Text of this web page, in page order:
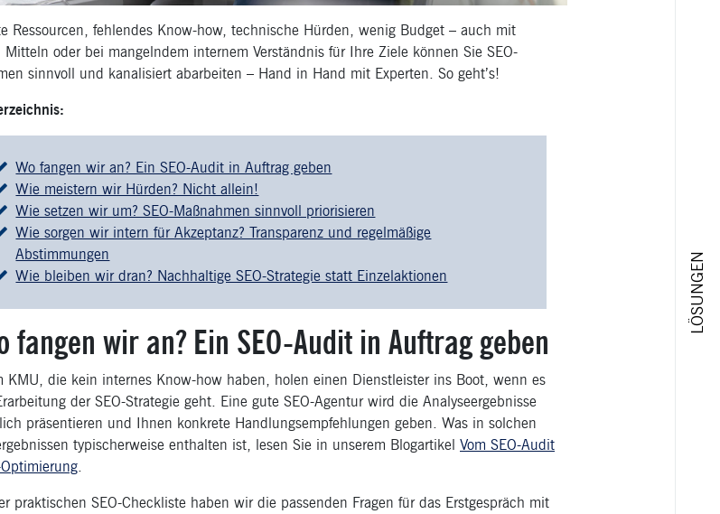
LÖSUNGEN
Ressourcen, fehlendes Know-how, technische Hürden, wenig Budget – auch mit
Mitteln oder bei mangelndem internem Verständnis für Ihre Ziele können Sie SEO-
sinnvoll und kanalisiert abarbeiten – Hand in Hand mit Experten. So geht’s!
Wo fangen wir an? Ein SEO-Audit in Auftrag geben
Wie meistern wir Hürden? Nicht allein!
Wie setzen wir um? SEO-Maßnahmen sinnvoll priorisieren
Wie sorgen wir intern für Akzeptanz? Transparenz und regelmäßige
Abstimmungen
Wie bleiben wir dran? Nachhaltige SEO-Strategie statt Einzelaktionen
fangen wir an? Ein SEO-Audit in Auftrag geben
KMU, die kein internes Know-how haben, holen einen Dienstleister ins Boot, wenn es
der SEO-Strategie geht. Eine gute SEO-Agentur wird die Analyseergebnisse
präsentieren und Ihnen konkrete Handlungsempfehlungen geben. Was in solchen
typischerweise enthalten ist, lesen Sie in unserem Blogartikel Vom SEO-Audit
praktischen SEO-Checkliste haben wir die passenden Fragen für das Erstgespräch mit